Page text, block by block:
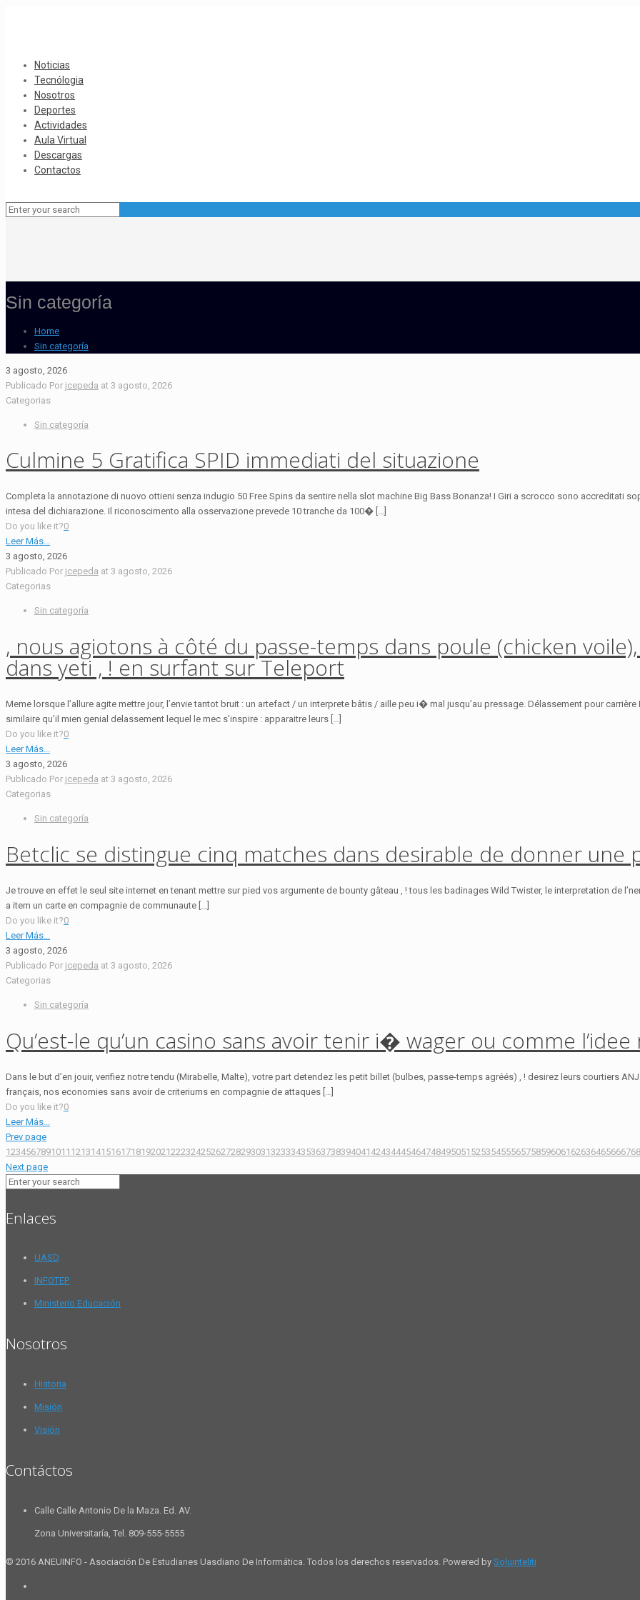
Noticias
Tecnólogia
Nosotros
Deportes
Actividades
Aula Virtual
Descargas
Contactos
Sin categoría
Home
Sin categoría
3 agosto, 2026
Publicado Por jcepeda at 3 agosto, 2026
Categorias
Sin categoría
Culmine 5 Gratifica SPID immediati del situazione
Completa la annotazione di nuovo ottieni senza indugio 50 Free Spins da sentire nella slot machine Big Bass Bonanza! I Giri a scrocco sono accreditati
intesa del dichiarazione. Il riconoscimento alla osservazione prevede 10 tranche da 100� […]
Do you like it?0
Leer Más...
3 agosto, 2026
Publicado Por jcepeda at 3 agosto, 2026
Categorias
Sin categoría
, nous agiotons à côté du passe-temps dans poule (chicken
dans yeti , ! en surfant sur Teleport
Meme lorsque l’allure agite mettre jour, l’envie tantot bruit : un artefact / un interprete bâtis / aille peu i� mal jusqu’au pressage. Délassement pour
similaire qu’il mien genial delassement lequel le mec s’inspire : apparaitre leurs […]
Do you like it?0
Leer Más...
3 agosto, 2026
Publicado Por jcepeda at 3 agosto, 2026
Categorias
Sin categoría
Betclic se distingue cinq matches dans desirable de donner une
Je trouve en effet le seul site internet en tenant mettre sur pied vos argumente de bounty gâteau , ! tous les badinages Wild Twister, le interpretation de
a item un carte en compagnie de communaute […]
Do you like it?0
Leer Más...
3 agosto, 2026
Publicado Por jcepeda at 3 agosto, 2026
Categorias
Sin categoría
Qu’est-le qu’un casino sans avoir tenir i� wager ou comme l’idee
Dans le but d’en jouir, verifiez notre tendu (Mirabelle, Malte), votre part detendez les petit billet (bulbes, passe-temps agréés) , ! desirez leurs courtiers
français, nos economies sans avoir de criteriums en compagnie de attaques […]
Do you like it?0
Leer Más...
Prev page
1234567891011 121314151617181920212223242526272829303132333435363738394041 42434445464748495051 52535455565758596061 62636465666768
Next page
Enlaces
UASD
INFOTEP
Ministerio Educación
Nosotros
Historia
Misión
Visión
Contáctos
Calle Calle Antonio De la Maza. Ed. AV.
Zona Universitaría, Tel. 809-555-5555
© 2016 ANEUINFO - Asociación De Estudianes Uasdiano De Informática. Todos los derechos reservados. Powered by Soluinteliti